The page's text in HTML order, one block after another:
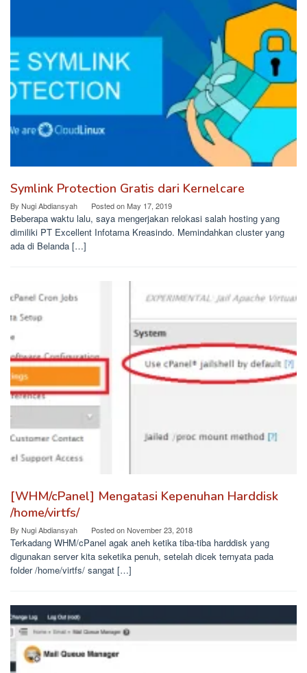
Symlink Protection Gratis dari Kernelcare
By Nugi Abdiansyah Posted onMay 17, 2019
Beberapa waktu lalu, saya mengerjakan relokasi salah hosting yang
dimiliki PT Excellent Infotama Kreasindo. Memindahkan cluster yang
ada di Belanda […]
[WHM/cPanel] Mengatasi Kepenuhan Harddisk
/home/virtfs/
By Nugi Abdiansyah Posted onNovember 23, 2018
Terkadang WHM/cPanel agak aneh ketika tiba-tiba harddisk yang
digunakan server kita seketika penuh, setelah dicek ternyata pada
folder /home/virtfs/ sangat […]